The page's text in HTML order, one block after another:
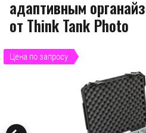
адаптивным
от Think Tank Photo
Цена по запросу